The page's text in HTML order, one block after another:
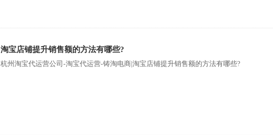
淘宝店铺提升销售额的方法有哪些?
杭州淘宝代运营公司-淘宝代运营-铸淘电商|淘宝店铺提升销售额的方法有哪些?